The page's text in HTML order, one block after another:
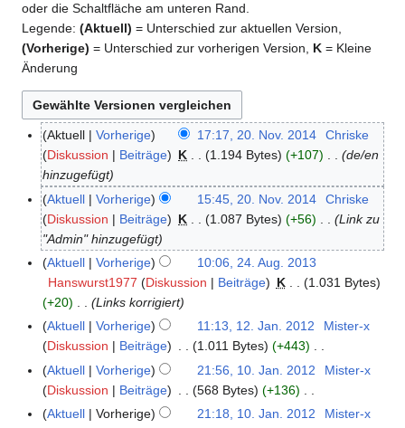
oder die Schaltfläche am unteren Rand.
Legende: (Aktuell) = Unterschied zur aktuellen Version,
(Vorherige) = Unterschied zur vorherigen Version, K = Kleine
Änderung
2
N
0
4
Aktuell Vorherige 17:17, 20. Nov. 2014
Chriske
Diskussion
Beiträge K 1.194 Bytes +107
de/en
hinzugefügt
Aktuell
Vorherige 15:45, 20. Nov. 2014
Chriske
Diskussion
Beiträge K 1.087 Bytes +56
Link zu
"Admin" hinzugefügt
2
A
Aktuell Vorherige
10:06, 24. Aug. 2013
Hanswurst1977
Diskussion Beiträge K
1.031 Bytes
+20
Links korrigiert
1
Aktuell Vorherige 11:13, 12. Jan. 2012
Mister-x
Diskussion
Beiträge 1.011 Bytes
+443
K
e
n
1
Aktuell Vorherige 21:56, 10. Jan. 2012
Mister-x
Diskussion
Beiträge 568 Bytes
+136
KAktuell Vorherige 21:18, 10. Jan. 2012
Mister-x